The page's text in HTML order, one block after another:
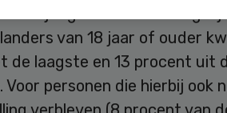
van 18 jaar of ouder
de laagste en 13 procent uit
Voor personen die hierbij ook